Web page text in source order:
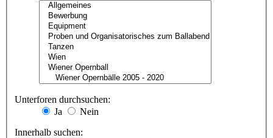
Unterforen durchsuchen:
Ja
Nein
Innerhalb suchen: